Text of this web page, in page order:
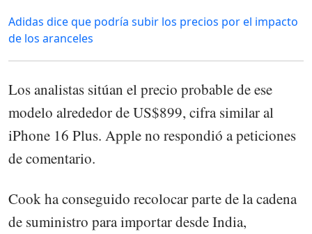
Adidas dice que podría subir los precios por el impacto
de los aranceles
Los analistas sitúan el precio probable de ese
modelo alrededor de US$899, cifra similar al
iPhone 16 Plus. Apple no respondió a peticiones
de comentario.
Cook ha conseguido recolocar parte de la cadena
de suministro para importar desde India,